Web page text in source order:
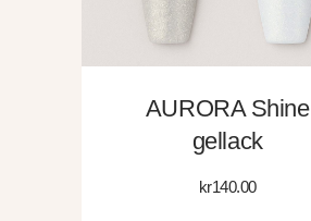
AURORA Shine
gellack
kr140.00